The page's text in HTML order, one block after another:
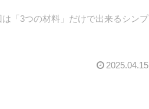
「3つの材料」だけで出来るシンプ
2025.04.15